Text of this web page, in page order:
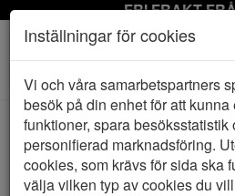
FRI FRAKT
Toggle
navigation
HEM NAME IT
Inställningar för cookies
Vi och våra samarbetspartners
besök på din enhet för att
funktioner, spara
personifierad marknadsföring.
cookies, som krävs för sida ska
välja vilken typ av cookies du